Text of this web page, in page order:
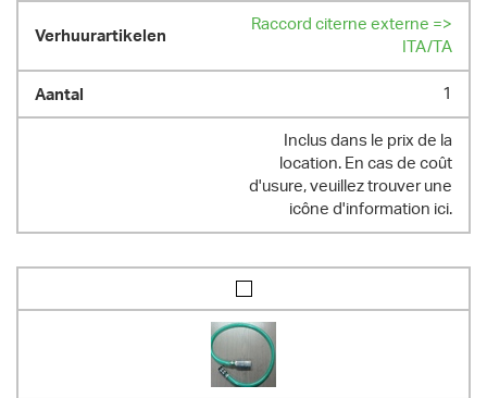
Raccord citerne externe =>
ITA/TA
1
Inclus dans le prix de la
location. En cas de coût
d'usure, veuillez trouver une
icône d'information ici.